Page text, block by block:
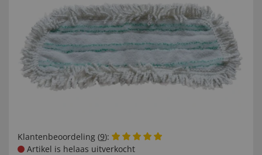
Klantenbeoordeling (9):
Artikel is helaas uitverkocht